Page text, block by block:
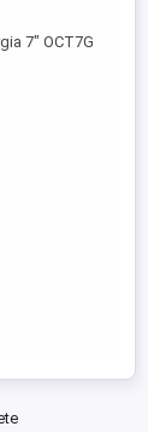
7" OCT7G